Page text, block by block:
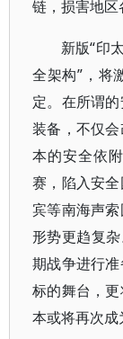
链，损害地区
新版“印
全架构”，将
定。在所谓
装备，不仅
本的安全依
赛，陷入安
宾等南海声
形势更趋复
期战争进行
标的舞台，
本或将再次成